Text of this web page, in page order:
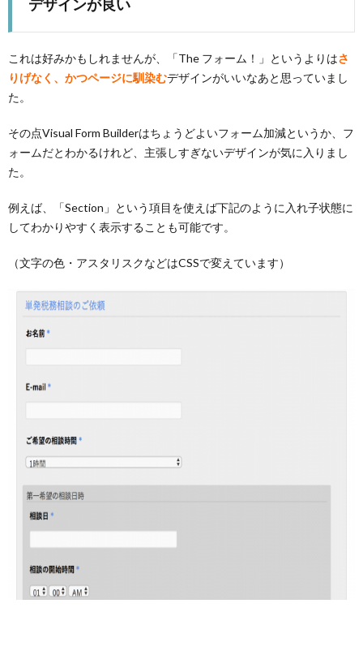
デザインが良い
これは好みかもしれませんが、「The フォーム！」というよりはさ
りげなく、かつページに馴染むデザインがいいなあと思っていまし
た。
その点Visual Form Builderはちょうどよいフォーム加減というか、フ
ォームだとわかるけれど、主張しすぎないデザインが気に入りまし
た。
例えば、「Section」という項目を使えば下記のように入れ子状態に
してわかりやすく表示することも可能です。
（文字の色・アスタリスクなどはCSSで変えています）